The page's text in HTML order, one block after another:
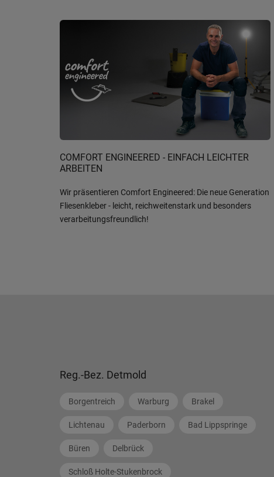
COMFORT ENGINEERED - EINFACH LEICHTER
ARBEITEN
Wir präsentieren Comfort Engineered: Die neue Generation
Fliesenkleber - leicht, reichweitenstark und besonders
verarbeitungsfreundlich!
Reg.-Bez. Detmold
Borgentreich Warburg Brakel
Lichtenau Paderborn Bad Lippspringe
Büren Delbrück
Schloß Holte-Stukenbrock